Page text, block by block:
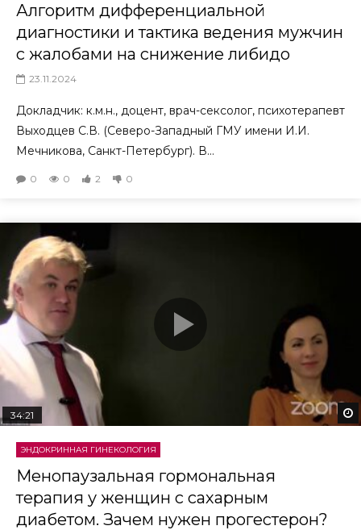
Алгоритм дифференциальной
диагностики и тактика ведения мужчин
с жалобами на снижение либидо
23.11.2024
Докладчик: к.м.н., доцент, врач-сексолог, психотерапевт
Выходцев С.В. (Северо-Западный ГМУ имени И.И.
Мечникова, Санкт-Петербург). В...
0 0 2 0
34:21
ЭНДОКРИННАЯ ГИНЕКОЛОГИЯ
Менопаузальная гормональная
терапия у женщин с сахарным
диабетом. Зачем нужен прогестерон?